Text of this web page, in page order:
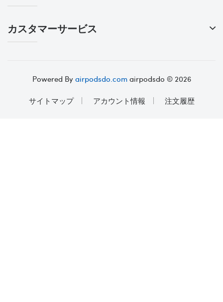
カスタマーサービス
Powered Byairpodsdo.comairpodsdo © 2026
サイトマップ
アカウント情報 注文履歴